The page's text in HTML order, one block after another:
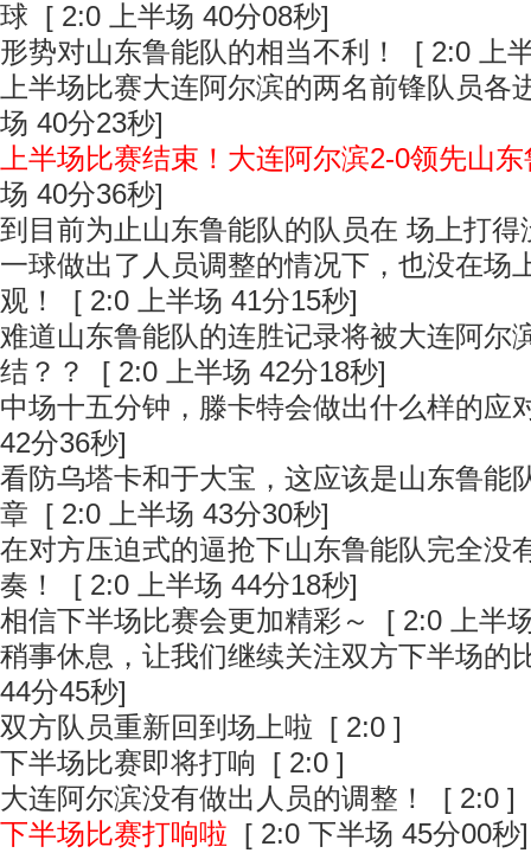
球 [ 2:0 上半场 40分08秒]
形势对山东鲁能队的相当不利！
[ 2:0 上
上半场比赛大连阿尔滨的两名前锋队员各
场 40分23秒]
上半场比赛结束！大连阿尔滨2-0领先山
场 40分36秒]
到目前为止山东鲁能队的队员在 场上打得
一球做出了人员调整的情况下，也没在场
观！
[ 2:0 上半场 41分15秒]
难道山东鲁能队的连胜记录将被大连阿尔
结？？
[ 2:0 上半场 42分18秒]
中场十五分钟，滕卡特会做出什么样的应
42分36秒]
看防乌塔卡和于大宝，这应该是山东鲁能
章 [ 2:0 上半场 43分30秒]
在对方压迫式的逼抢下山东鲁能队完全没
奏！
[ 2:0 上半场 44分18秒]
相信下半场比赛会更加精彩～
[ 2:0 上半
稍事休息，让我们继续关注双方下半场的
44分45秒]
双方队员重新回到场上啦 [ 2:0 ]
下半场比赛即将打响 [ 2:0 ]
大连阿尔滨没有做出人员的调整！
[ 2:0 ]
下半场比赛打响啦 [ 2:0 下半场 45分00秒]